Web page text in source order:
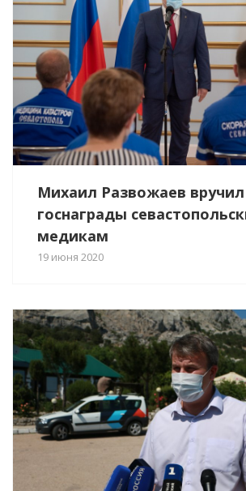
Михаил Развожаев вручил
госнаграды
медикам
19 июня 2020